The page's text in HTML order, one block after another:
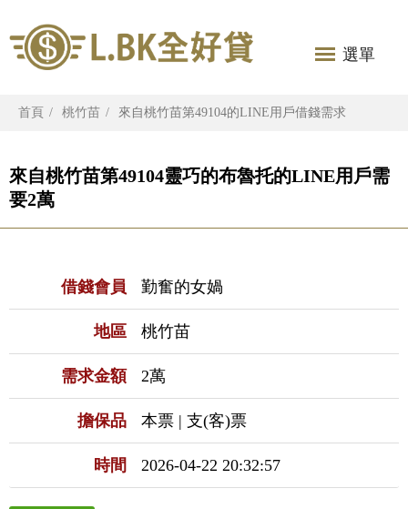
選單
首頁 桃竹苗 來自桃竹苗第49104的LINE用戶借錢需求
來自桃竹苗第49104靈巧的布魯托的LINE用戶需
要2萬
借錢會員 勤奮的女媧
地區 桃竹苗
需求金額 2萬
擔保品 本票 | 支(客)票
時間 2026-04-22 20:32:57